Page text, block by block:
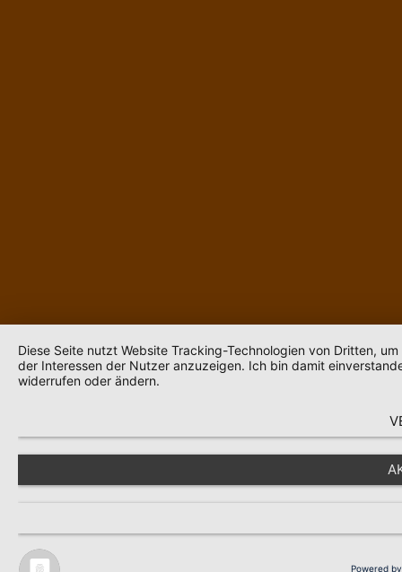
Diese Seite nutzt Website Tracking-Technologien von Dritten,
der Interessen der Nutzer anzuzeigen. Ich bin damit
widerrufen oder ändern.
Powered by